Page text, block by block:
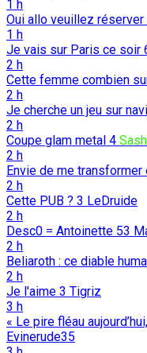
1 h
Oui allo veuillez réserver
1 h
Je vais sur Paris ce soir
2 h
Cette femme combien
2 h
Je cherche un jeu sur
2 h
Coupe glam metal 4
2 h
Envie de me transformer
2 h
Cette PUB ? 3 LeDruide
2 h
Desc0 = Antoinette 53
2 h
Beliaroth : ce diable
2 h
Je l'aime 3 Tigriz
3 h
« Le pire fléau
Evinerude35